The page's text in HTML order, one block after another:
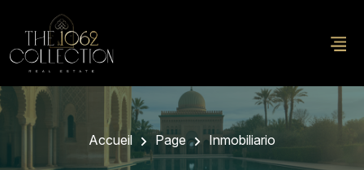
Accueil Page Inmobiliario